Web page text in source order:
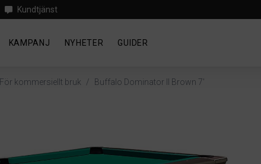
Kundtjänst
KAMPANJ NYHETER GUIDER
För kommersiellt bruk / Buffalo Dominator II Brown 7'